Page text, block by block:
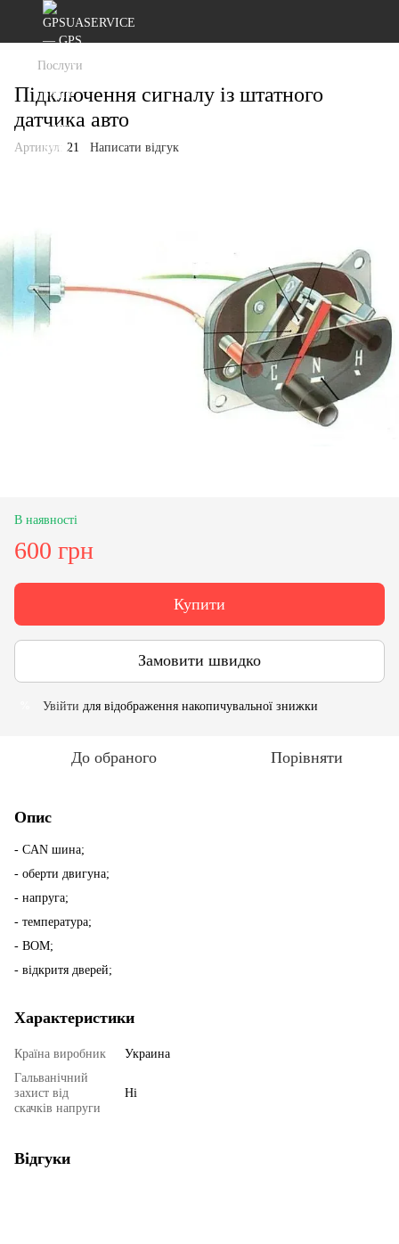
Послуги
Підключення сигналу із штатного
датчика авто
Артикул: 21 Написати відгук
В наявності
600 грн
Купити
Замовити швидко
Увійти для відображення накопичувальної знижки
До обраного Порівняти
Опис
- CAN шина;
- оберти двигуна;
- напруга;
- температура;
- ВОМ;
- відкритя дверей;
Характеристики
Країна виробник
Украина
Гальванічний
захист від
скачків напруги
Ні
Відгуки